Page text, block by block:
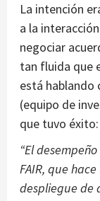
La intención
a la
negociar
tan fluida que
está hablando
(equipo de
que tuvo éxito:
“El
FAIR, que
despliegue de